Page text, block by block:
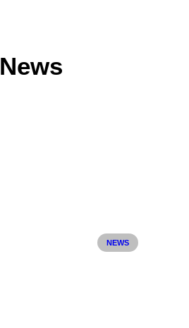
News
NEWS